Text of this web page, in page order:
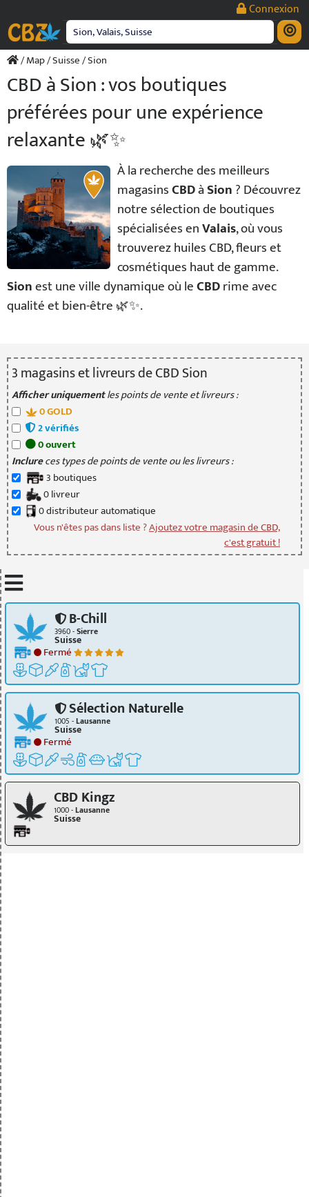
contenu
Connexion
/Map/Suisse/ Sion
CBD à Sion : vos boutiques
préférées pour une expérience
relaxante 🌿✨
À la recherche des meilleurs
magasinsCBDàSion? Découvrez
notre sélection de boutiques
spécialisées enValais, où vous
trouverez huiles CBD, fleurs et
cosmétiques haut de gamme.
Sionest une ville dynamique où leCBDrime avec
qualité et bien-être 🌿✨.
3magasinset livreursde CBD Sion
Afficher uniquementles points de vente et livreurs :
0GOLD
2vérifiés
0ouvert
Inclureces types de points de vente ou les livreurs :
3 boutiques
0livreur
0distributeurautomatique
Vous n'êtes pas dans liste ?Ajoutez votre magasin de CBD,
c'est gratuit !
B-Chill
3960 -Sierre
Suisse
Fermé
Sélection Naturelle
1005 -Lausanne
Suisse
Fermé
CBD Kingz
1000 -Lausanne
Suisse